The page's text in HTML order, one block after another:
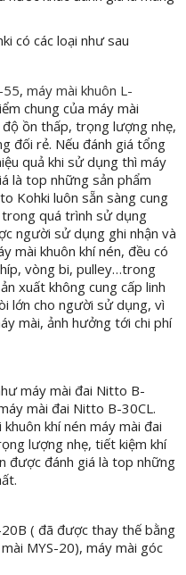
có các loại như sau
55, máy mài khuôn L-
chung của máy mài
ồn thấp, trọng lượng nhẹ,
đối rẻ. Nếu đánh giá tổng
quả khi sử dụng thì máy
là top những sản phẩm
Kohki luôn sẵn sàng cung
trong quá trình sử dụng
người sử dụng ghi nhận và
mài khuôn khí nén, đều có
vòng bi, pulley…trong
xuất không cung cấp linh
lớn cho người sử dụng, vì
mài, ảnh hưởng tới chi phí
máy mài đai Nitto B-
mài đai Nitto B-30CL.
khí nén máy mài đai
lượng nhẹ, tiết kiệm khí
được đánh giá là top những
( đã được thay thế bằng
MYS-20), máy mài góc